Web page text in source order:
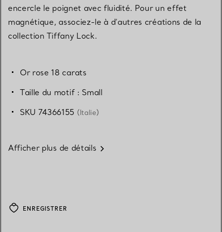
encercle le poignet avec fluidité. Pour un effet
magnétique, associez-le à d’autres créations de la
collection Tiffany Lock.
Or rose 18 carats
Taille du motif : Small
SKU 74366155 (Italie)
Afficher plus de détails
ENREGISTRER